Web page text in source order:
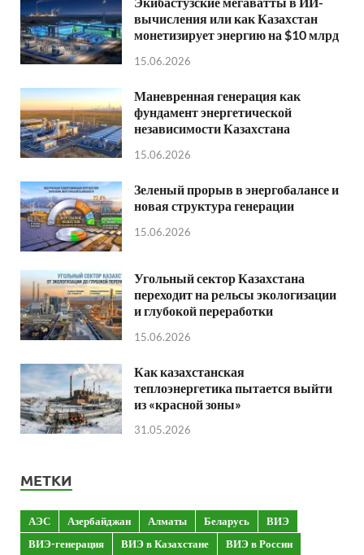
вычисления или как Казахстан
монетизирует энергию на $10 млрд
15.06.2026
Маневренная генерация как
фундамент энергетической
независимости Казахстана
15.06.2026
Зеленый прорыв в энергобалансе и
новая структура генерации
15.06.2026
Угольный сектор Казахстана
переходит на рельсы экологизации
и глубокой переработки
15.06.2026
Как казахстанская
теплоэнергетика пытается выйти
из «красной зоны»
31.05.2026
МЕТКИ
АЭС Азербайджан Алматы Беларусь
ВИЭ
ВИЭ-генерация
ВИЭ в Казахстане
ВИЭ в России